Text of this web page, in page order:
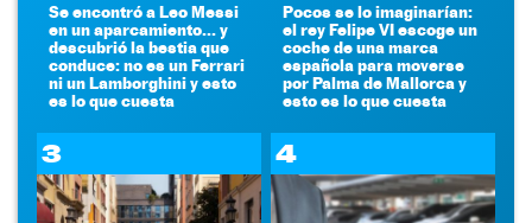
Se encontró a Leo Messi
en un aparcamiento... y
descubrió la bestia que
conduce: no es un Ferrari
ni un Lamborghini y esto
es lo que cuesta
Pocos se lo imaginarían:
el rey Felipe VI escoge un
coche de una marca
española para moverse
por Palma de Mallorca y
esto es lo que cuesta
3 4